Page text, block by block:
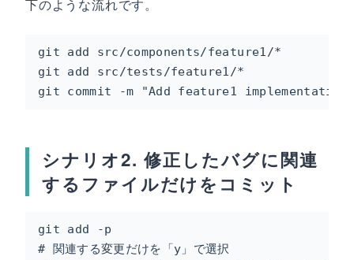
下のような流れです。
git add src/components/feature1/*
git add src/tests/feature1/*
git commit -m "Add feature1
シナリオ2. 修正したバグに関連
するファイルだけをコミット
git add -p
# 関連する変更だけを「y」で選択